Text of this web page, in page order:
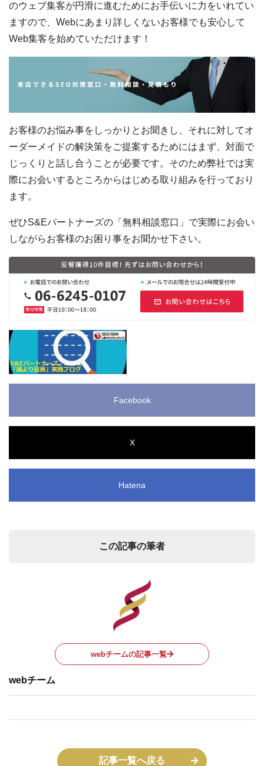
のウェブ集客が円滑に進むためにお手伝いに力をいれてい
ますので、Webにあまり詳しくないお客様でも安心して
Web集客を始めていただけます！
お客様のお悩み事をしっかりとお聞きし、それに対してオ
ーダーメイドの解決策をご提案するためにはまず、対面で
じっくりと話し合うことが必要です。そのため弊社では実
際にお会いするところからはじめる取り組みを行っており
ます。
ぜひS&Eパートナーズの「無料相談窓口」で実際にお会い
しながらお客様のお困り事をお聞かせ下さい。
Facebook
X
Hatena
この記事の筆者
webチームの記事一覧
webチーム
記事一覧へ戻る